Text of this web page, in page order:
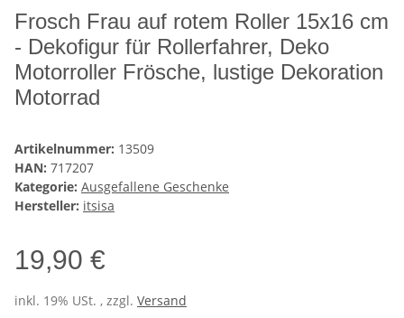
Frosch Frau auf rotem Roller 15x16 cm
- Dekofigur für Rollerfahrer, Deko
Motorroller Frösche, lustige Dekoration
Motorrad
Artikelnummer: 13509
HAN: 717207
Kategorie: Ausgefallene Geschenke
Hersteller: itsisa
19,90 €
inkl. 19% USt. , zzgl. Versand